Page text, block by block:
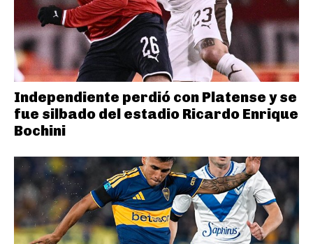
Independiente perdió con Platense y se
fue silbado del estadio Ricardo Enrique
Bochini